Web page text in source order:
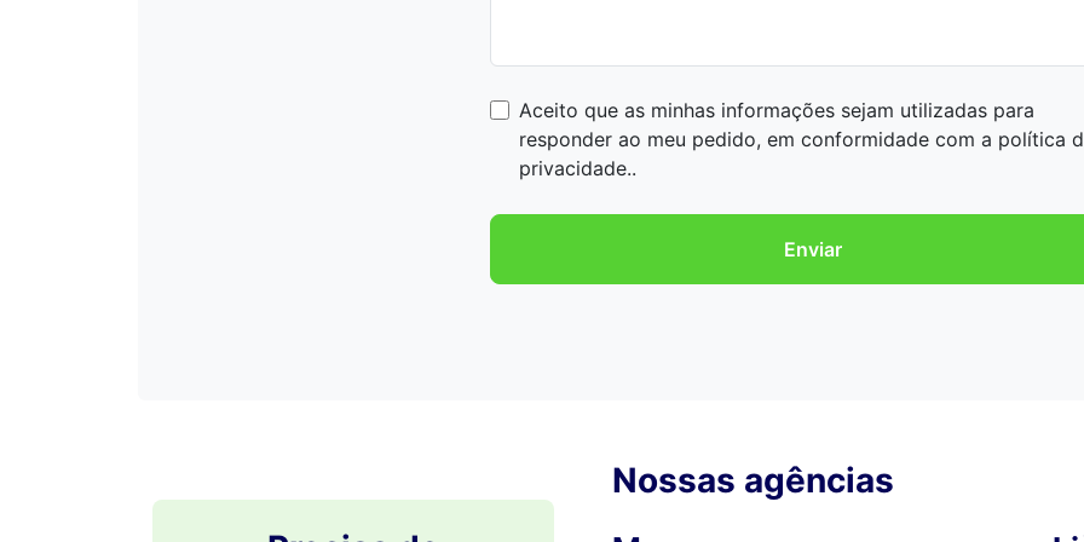
Aceito que as minhas informações sejam utilizadas para
responder ao meu pedido, em conformidade com a política
privacidade..
Nossas agências